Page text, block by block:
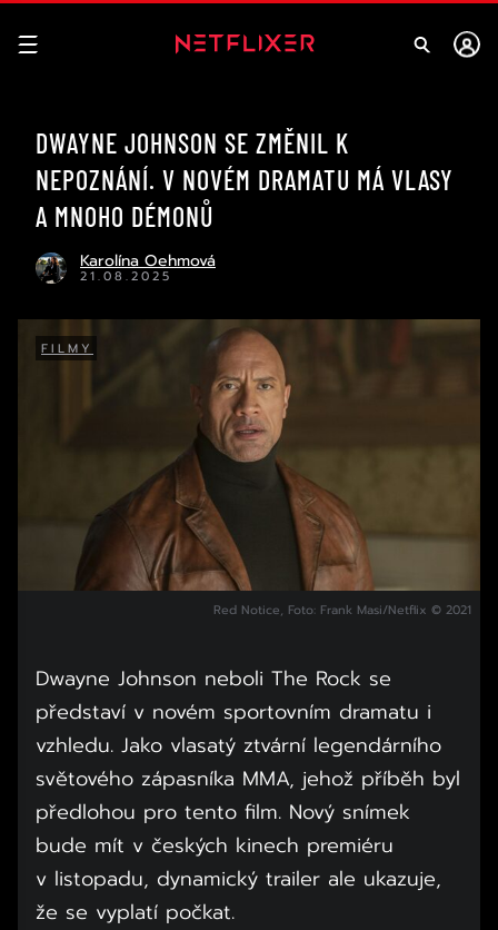
DWAYNE JOHNSON SE ZMĚNIL K
NEPOZNÁNÍ. V NOVÉM DRAMATU MÁ VLASY
A MNOHO DÉMONŮ
Karolína Oehmová
21.08.2025
FILMY
Red Notice, Foto: Frank Masi/Netflix © 2021
Dwayne Johnson neboli The Rock se
představí v novém sportovním dramatu i
vzhledu. Jako vlasatý ztvární legendárního
světového zápasníka MMA, jehož příběh byl
předlohou pro tento film. Nový snímek
bude mít v českých kinech premiéru
v listopadu, dynamický trailer ale ukazuje,
že se vyplatí počkat.